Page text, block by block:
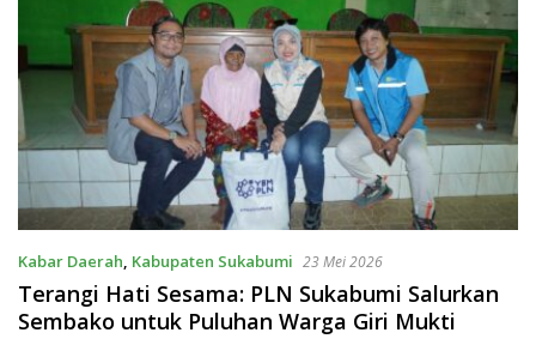
Kabar Daerah, Kabupaten Sukabumi 23 Mei 2026
Terangi Hati Sesama: PLN Sukabumi Salurkan
Sembako untuk Puluhan Warga Giri Mukti